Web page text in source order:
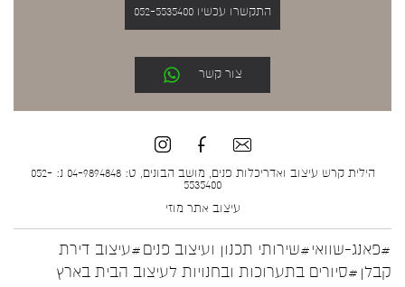
התקשרו עכשיו 052-5535400
צור קשר
הילית קרש עיצוב ואדריכלות פנים, מושב הבונים, ט: 04-9894848 נ: 052-
5535400
עיצוב אתר מוזי
#פאנג-שוואי#שירותי תכנון ועיצוב פנים#עיצוב דירת
קבלן #סיורים בתערוכות ובחנויות לעיצוב הבית בארץ